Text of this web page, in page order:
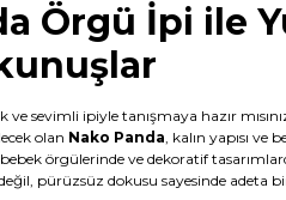
Örgü İpi ile
ve sevimli ipiyle tanışmaya hazır
olan Nako Panda , kalın yapısı
örgülerinde ve dekoratif
pürüzsüz dokusu sayesinde adeta